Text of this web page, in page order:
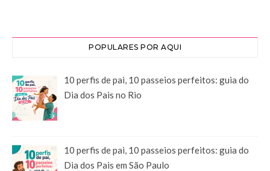
POPULARES POR AQUI
10 perfis de pai, 10 passeios perfeitos: guia do
Dia dos Pais no Rio
10 perfis de pai, 10 passeios perfeitos: guia do
Dia dos Pais em São Paulo